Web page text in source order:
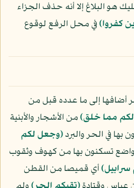
هو البلاغ إلا أنه حذف الجزاء
كفروا﴾في محل الرفع لوقوع
أضافها إلى ما عدده قبل من
لكم مما خلق﴾من الأشجار والأبنية
بها في الحر والبرد﴿وجعل لكم
تسكنون بها من كهوف وثقوب
أي قميصا من القطن